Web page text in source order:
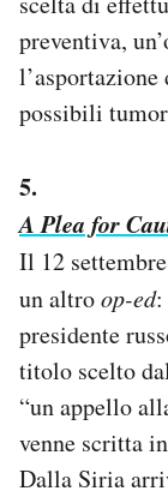
preventiva,
possibili
5.
A Plea for
Il 12
un altroop-ed:
presidente
titolo scelto
“un appello
venne scritta
Dalla Siria